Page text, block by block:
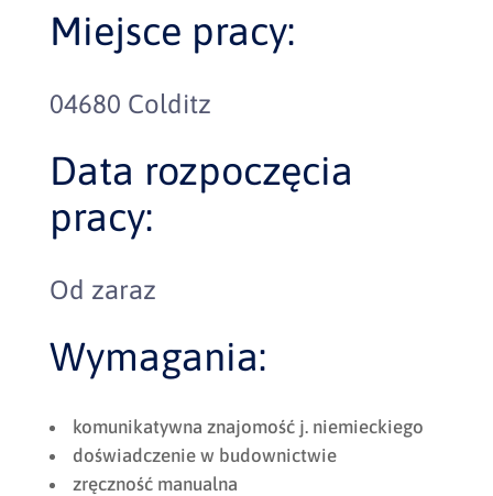
Miejsce pracy:
04680 Colditz
Data rozpoczęcia
pracy:
Od zaraz
Wymagania:
komunikatywna znajomość j. niemieckiego
doświadczenie w budownictwie
zręczność manualna